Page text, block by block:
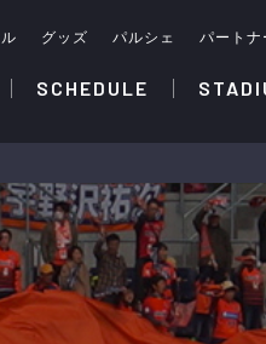
グッズ パルシェ パートナ
SCHEDULE